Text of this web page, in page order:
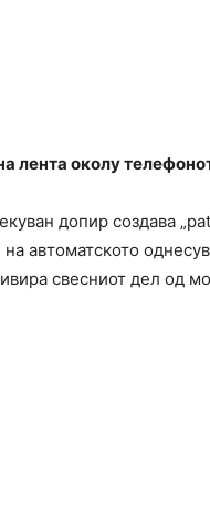
лента околу
допир создава
на автоматското
свесниот дел од